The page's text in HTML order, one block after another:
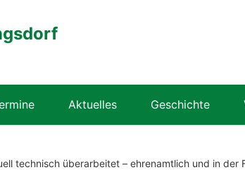
Aktuelles Geschichte
technisch überarbeitet – ehrenamtlich und in der